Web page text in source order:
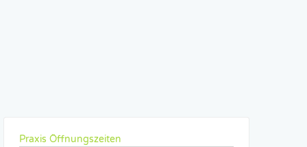
Praxis Öffnungszeiten